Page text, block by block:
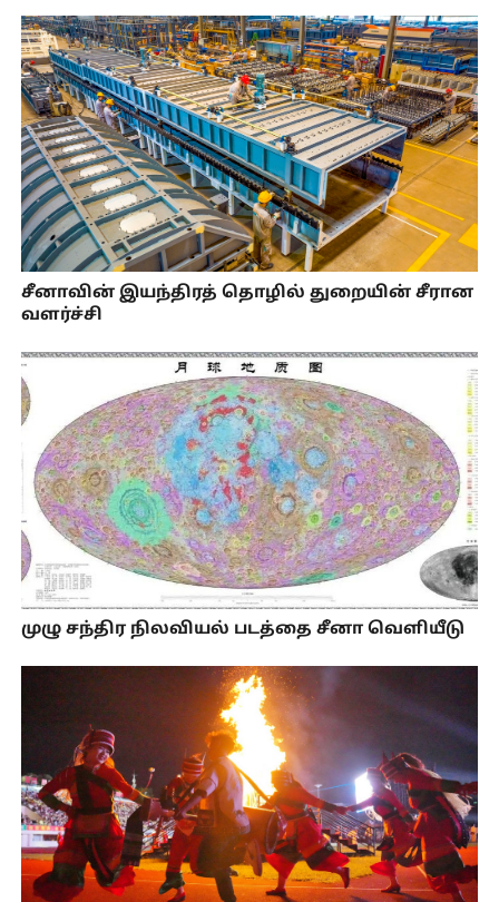
சீனாவின் இயந்திரத் தொழில் துறையின் சீரான
வளர்ச்சி
முழு சந்திர நிலவியல் படத்தை சீனா வெளியீடு